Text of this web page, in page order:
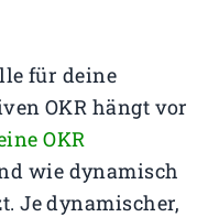
für deine
OKR hängt vor
OKR
wie dynamisch
Je dynamischer,